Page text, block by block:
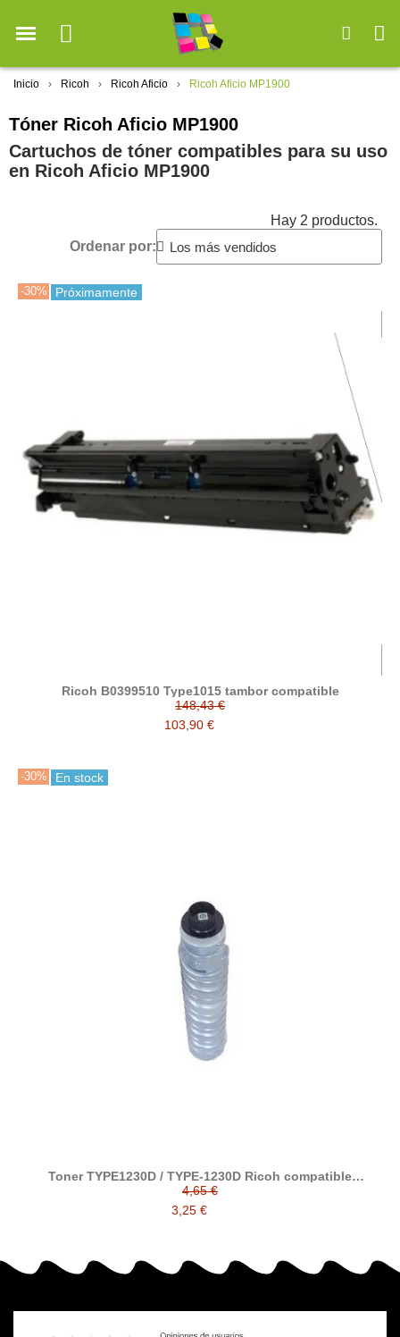
Inicio Ricoh Ricoh Aficio Ricoh Aficio MP1900
Tóner Ricoh Aficio MP1900
Cartuchos de tóner compatibles para su uso
en Ricoh Aficio MP1900
Hay 2 productos.
Ordenar por:
-30% Próximamente
Ricoh B0399510 Type1015 tambor compatible
148,43 €
103,90 €
-30% En stock
Toner TYPE1230D / TYPE-1230D Ricoh compatible
reemplaza a 885094
4,65 €
3,25 €